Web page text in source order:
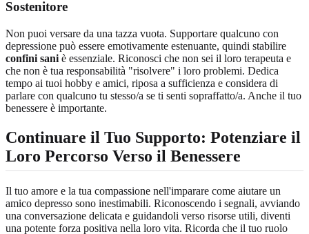
Sostenitore
Non puoi versare da una tazza vuota. Supportare qualcuno con
depressione può essere emotivamente estenuante, quindi stabilire
confini sani è essenziale. Riconosci che non sei il loro terapeuta e
che non è tua responsabilità "risolvere" i loro problemi. Dedica
tempo ai tuoi hobby e amici, riposa a sufficienza e considera di
parlare con qualcuno tu stesso/a se ti senti sopraffatto/a. Anche il tuo
benessere è importante.
Continuare il Tuo Supporto: Potenziare il
Loro Percorso Verso il Benessere
Il tuo amore e la tua compassione nell'imparare come aiutare un
amico depresso sono inestimabili. Riconoscendo i segnali, avviando
una conversazione delicata e guidandoli verso risorse utili, diventi
una potente forza positiva nella loro vita. Ricorda che il tuo ruolo